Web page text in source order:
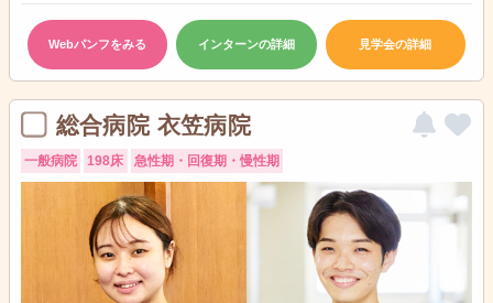
Webパンフをみる インターンの詳細 見学会の詳細
総合病院 衣笠病院
一般病院 198床 急性期・回復期・慢性期